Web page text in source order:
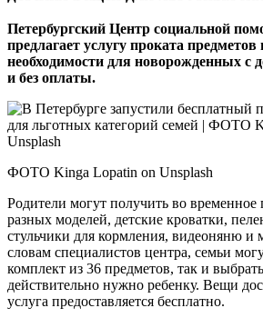
Петербургский Центр социальной
предлагает услугу проката предметов
необходимости для новорожденных с
и без оплаты.
ФОТО Kinga Lopatin on Unsplash
Родители могут получить во временное
разных моделей, детские кроватки,
стульчики для кормления, видеоняню и
словам специалистов центра, семьи
комплект из 36 предметов, так и
действительно нужно ребенку. Вещи
услуга предоставляется бесплатно.